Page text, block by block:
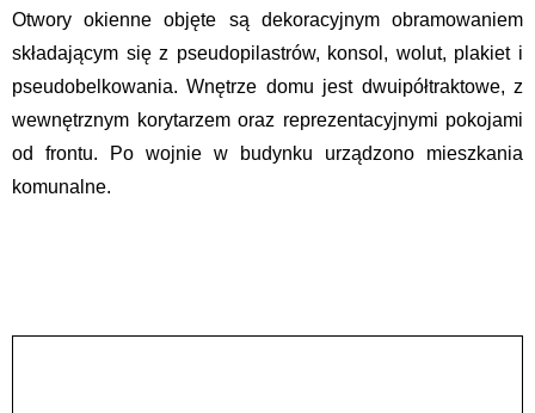
Otwory okienne objęte są dekoracyjnym obramowaniem
składającym się z pseudopilastrów, konsol, wolut, plakiet i
pseudobelkowania. Wnętrze domu jest dwuipółtraktowe, z
wewnętrznym korytarzem oraz reprezentacyjnymi pokojami
od frontu. Po wojnie w budynku urządzono mieszkania
komunalne.